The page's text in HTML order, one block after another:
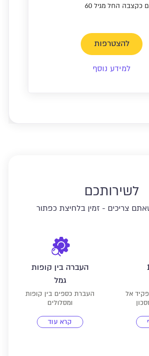
כקצבה החל מגיל 60
להצטרפות
למידע נוסף
לשירותכם
צריכים - זמין בלחיצת כפתור
אל
העברה בין קופות
גמל
העברת כספים בין קופות
ומסלולים
קרא עוד